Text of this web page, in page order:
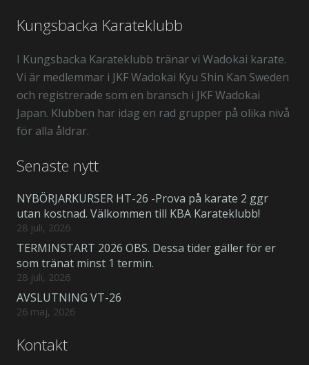
Kungsbacka Karateklubb
I Kungsbacka Karateklubb tränar vi Wadokai karate.
Vi är medlemmar i JKF Wadokai Kyu Shin Kan Sweden
och registrerade som en bransch i JKF Wadokai
Japan. Klubben har idag en rad grupper på olika nivå
för alla åldrar.
Senaste nytt
NYBÖRJARKURSER HT-26 -Prova på karate 2 ggr
utan kostnad. Välkommen till KBA Karateklubb!
28 juli, 2026
TERMINSTART 2026 OBS. Dessa tider gäller för er
som tränat minst 1 termin.
28 juli, 2026
AVSLUTNING VT-26
26 maj, 2026
Kontakt